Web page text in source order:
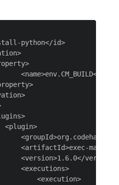
python</id>
<name>env.CM_BUILD</
<plugin>
<artifactId>exec-maven-
<version>1.6.0</version>
<executions>
<execution>